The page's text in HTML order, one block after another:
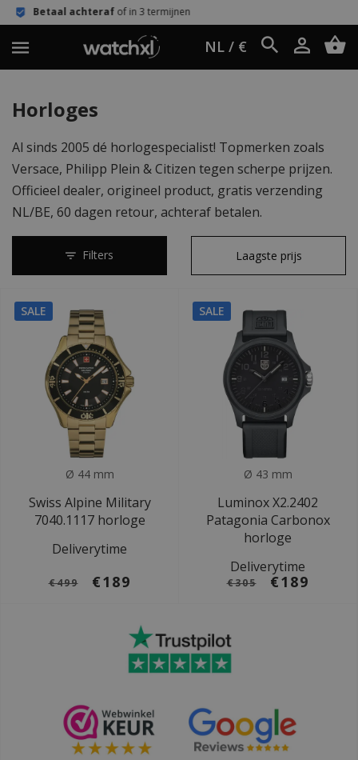
of in 3 termijnen
NL / €
Horloges
Al sinds 2005 dé horlogespecialist! Topmerken zoals
Versace, Philipp Plein & Citizen tegen scherpe prijzen.
Officieel dealer, origineel product, gratis verzending
NL/BE, 60 dagen retour, achteraf betalen.
Filters
SALE
Ø 44 mm
Swiss Alpine Military
7040.1117 horloge
Deliverytime
€499 €189
SALE
Ø 43 mm
Luminox X2.2402
Patagonia Carbonox
horloge
Deliverytime
€305 €189